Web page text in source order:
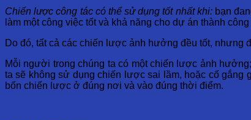
Chiến lược công tác có thể sử dụng tốt nhất khi: bạn
làm một công việc tốt và khả năng cho dự án thành công
Do đó, tất cả các chiến lược ảnh hưởng đều tốt, nhưng
Mỗi người trong chúng ta có một chiến lược ảnh
ta sẽ không sử dụng chiến lược sai lầm, hoặc cố
bốn chiến lược ở đúng nơi và vào đúng thời điểm.